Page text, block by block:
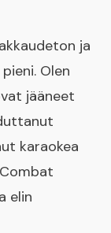
ja
Olen
jääneet
karaokea
elin